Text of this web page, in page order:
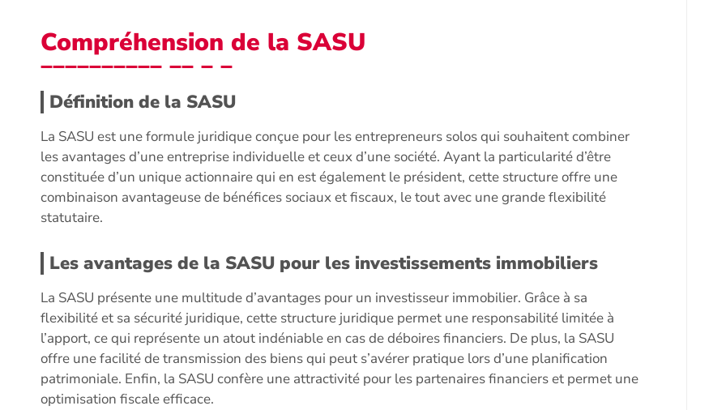
Compréhension de la SASU
Définition de la SASU
La SASU est une formule juridique conçue pour les entrepreneurs solos qui souhaitent combiner
les avantages d’une entreprise individuelle et ceux d’une société. Ayant la particularité d’être
constituée d’un unique actionnaire qui en est également le président, cette structure offre une
combinaison avantageuse de bénéfices sociaux et fiscaux, le tout avec une grande flexibilité
statutaire.
Les avantages de la SASU pour les investissements immobiliers
La SASU présente une multitude d’avantages pour un investisseur immobilier. Grâce à sa
flexibilité et sa sécurité juridique, cette structure juridique permet une responsabilité limitée à
l’apport, ce qui représente un atout indéniable en cas de déboires financiers. De plus, la SASU
offre une facilité de transmission des biens qui peut s’avérer pratique lors d’une planification
patrimoniale. Enfin, la SASU confère une attractivité pour les partenaires financiers et permet une
optimisation fiscale efficace.